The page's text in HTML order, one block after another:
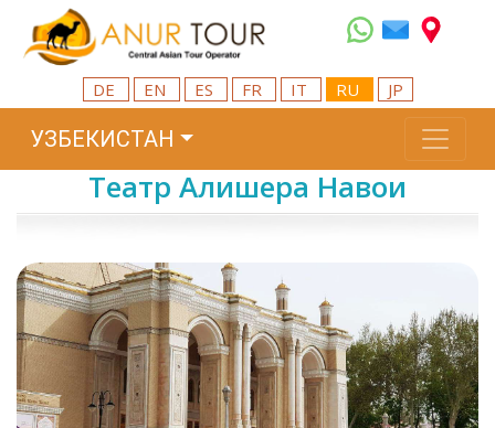
DE EN ES FR IT RU JP
УЗБЕКИСТАН
Театр Алишера Навои